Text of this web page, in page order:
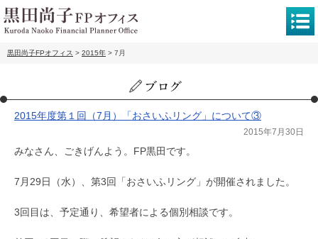
黒田尚子FPオフィス > 2015年 > 7月
2015年度第１回（7月）「おさいふリング」について③
2015年7月30日
みなさん、ごきげんよう。FP黒田です。
7月29日（水）、第3回「おさいふリング」が開催されました。
3回目は、予定通り、希望者による個別相談です。